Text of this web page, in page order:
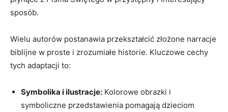
sposób.
Wielu autorów postanawia przekształcić złożone narracje
biblijne w proste i zrozumiałe historie. Kluczowe cechy
tych adaptacji to:
Symbolika i ilustracje: Kolorowe obrazki i
symboliczne przedstawienia pomagają dzieciom